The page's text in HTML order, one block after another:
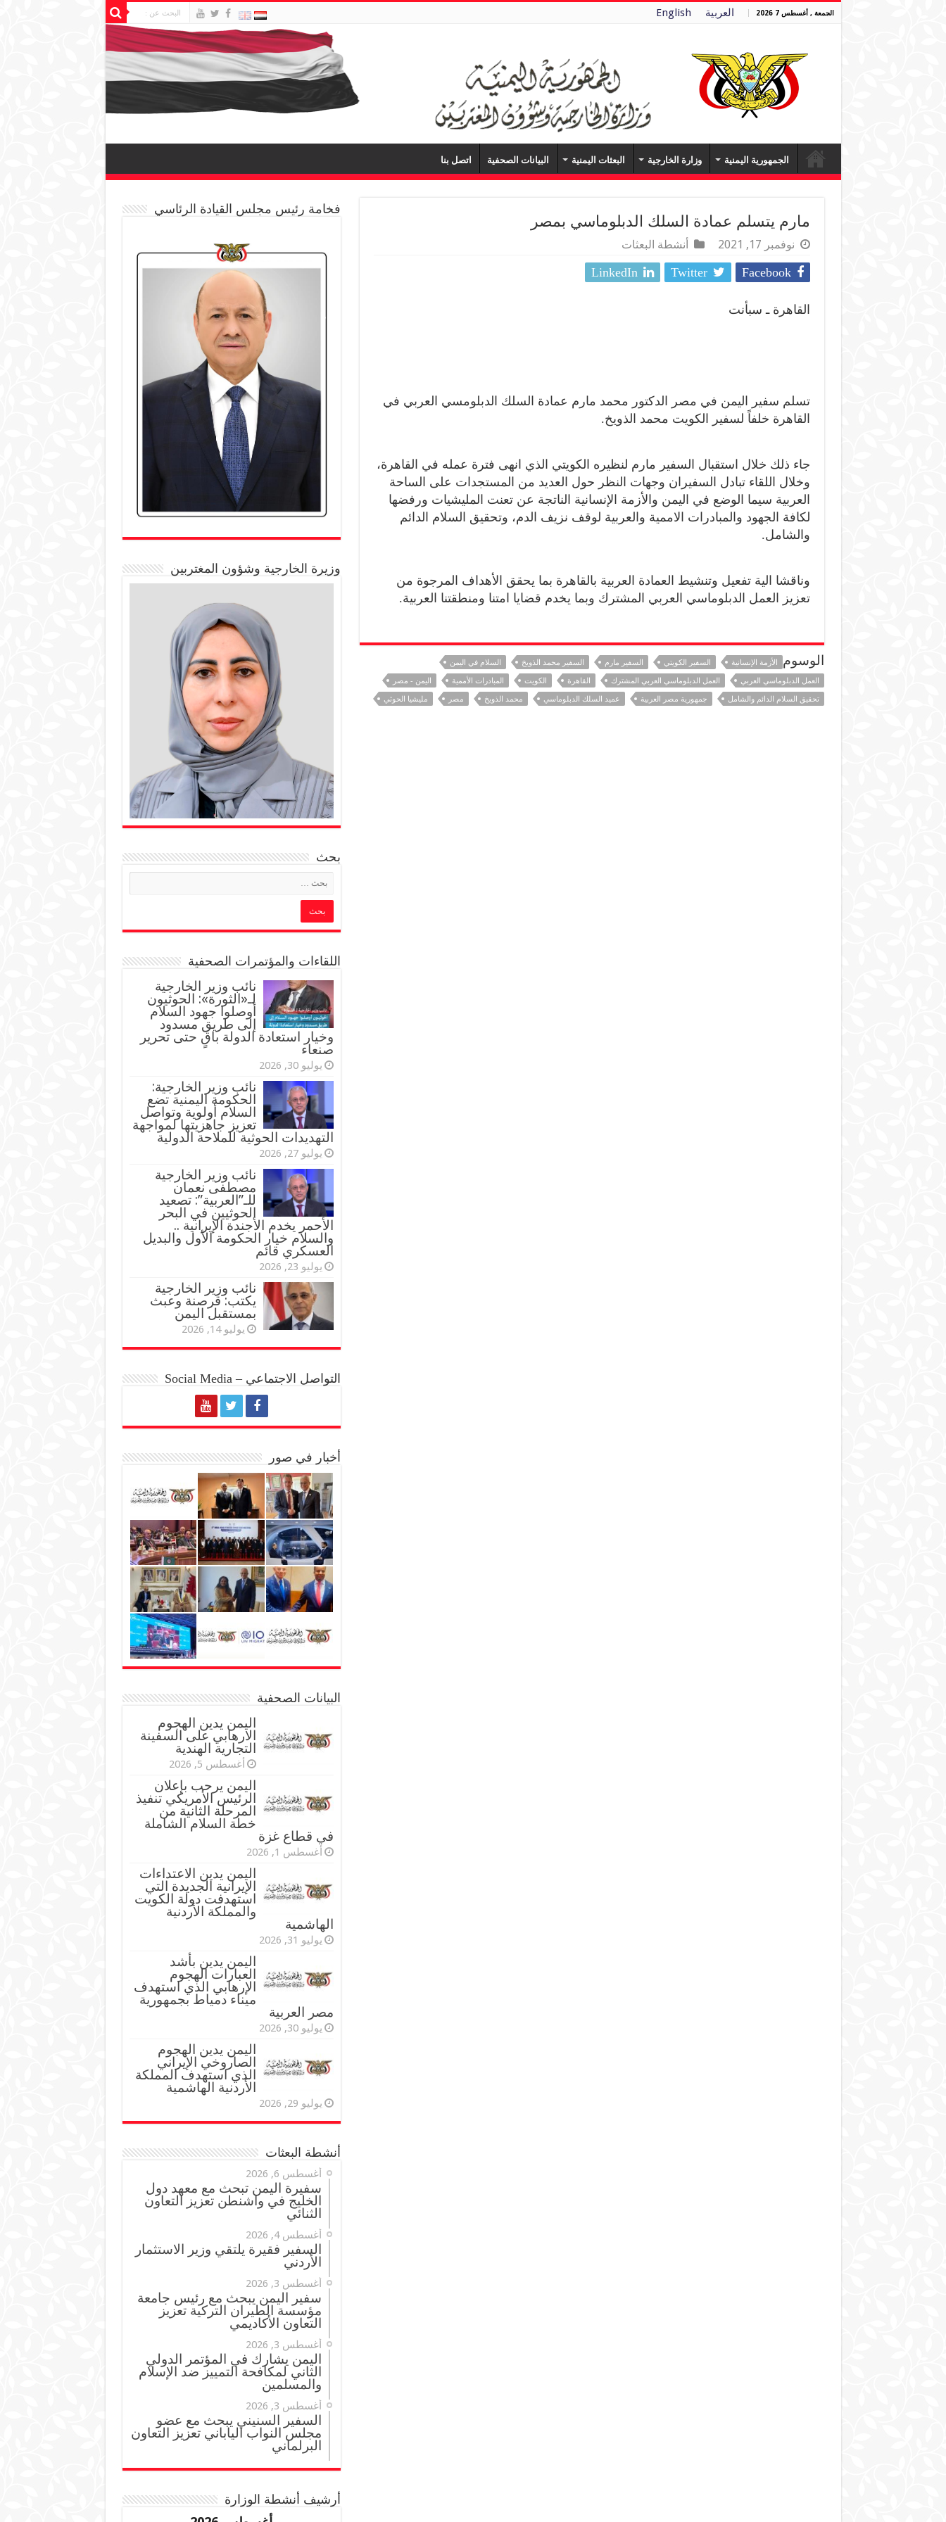
الجمعة , أغسطس 7 2026 العربية English
الجمهورية اليمنية وزارة الخارجية البعثات اليمنية البيانات الصحفية اتصل بنا
مارم يتسلم عمادة السلك الدبلوماسي بمصر
نوفمبر 17, 2021 أنشطة البعثات
Facebook
Twitter
LinkedIn
القاهرة ـ سبأنت
تسلم سفير اليمن في مصر الدكتور محمد مارم عمادة السلك الدبلومسي العربي في
القاهرة خلفاً لسفير الكويت محمد الذويخ.
جاء ذلك خلال استقبال السفير مارم لنظيره الكويتي الذي انهى فترة عمله في القاهرة،
وخلال اللقاء تبادل السفيران وجهات النظر حول العديد من المستجدات على الساحة
العربية سيما الوضع في اليمن والأزمة الإنسانية الناتجة عن تعنت المليشيات ورفضها
لكافة الجهود والمبادرات الاممية والعربية لوقف نزيف الدم، وتحقيق السلام الدائم
والشامل.
وناقشا الية تفعيل وتنشيط العمادة العربية بالقاهرة بما يحقق الأهداف المرجوة من
تعزيز العمل الدبلوماسي العربي المشترك وبما يخدم قضايا امتنا ومنطقتنا العربية.
الوسوم الأزمة الإنسانية السفير الكويتي السفير مارم السفير محمد الذويخ
السلام في اليمن
العمل الدبلوماسي العربي
العمل الدبلوماسي العربي المشترك القاهرة الكويت المبادرات الأممية
اليمن - مصر
تحقيق السلام الدائم والشامل
جمهورية مصر العربية عميد السلك الدبلوماسي محمد الذويخ مصر مليشيا الحوثي
فخامة رئيس مجلس القيادة الرئاسي
وزيرة الخارجية وشؤون المغتربين
بحث
اللقاءات والمؤتمرات الصحفية
‏نائب وزير الخارجية
لـ«الثورة»: الحوثيون
أوصلوا جهود السلام
إلى طريق مسدود
وخيار استعادة الدولة باقٍ حتى تحرير
صنعاء
يوليو 30, 2026
نائب وزير الخارجية:
الحكومة اليمنية تضع
السلام أولوية وتواصل
تعزيز جاهزيتها لمواجهة
التهديدات الحوثية للملاحة الدولية
يوليو 27, 2026
نائب وزير الخارجية
مصطفى نعمان
للـ”العربية”: تصعيد
الحوثيين في البحر
الأحمر يخدم الأجندة الإيرانية ..
والسلام خيار الحكومة الأول والبديل
العسكري قائم
يوليو 23, 2026
نائب وزير الخارجية
يكتب: قرصنة وعبث
بمستقبل اليمن
يوليو 14, 2026
التواصل الاجتماعي – Social Media
أخبار في صور
البيانات الصحفية
اليمن يدين الهجوم
الارهابي على السفينة
التجارية الهندية
أغسطس 5, 2026
اليمن يرحب بإعلان
الرئيس الأمريكي تنفيذ
المرحلة الثانية من
خطة السلام الشاملة
في قطاع غزة
أغسطس 1, 2026
اليمن يدين الاعتداءات
الإيرانية الجديدة التي
استهدفت دولة الكويت
والمملكة الأردنية
الهاشمية
يوليو 31, 2026
اليمن يدين بأشد
العبارات الهجوم
الإرهابي الذي استهدف
ميناء دمياط بجمهورية
مصر العربية
يوليو 30, 2026
اليمن يدين الهجوم
الصاروخي الإيراني
الذي استهدف المملكة
الأردنية الهاشمية
يوليو 29, 2026
أنشطة البعثات
أغسطس 6, 2026
سفيرة اليمن تبحث مع معهد دول
الخليج في واشنطن تعزيز التعاون
الثنائي
أغسطس 4, 2026
السفير فقيرة يلتقي وزير الاستثمار
الأردني
أغسطس 3, 2026
سفير اليمن يبحث مع رئيس جامعة
مؤسسة الطيران التركية تعزيز
التعاون الأكاديمي
أغسطس 3, 2026
اليمن يشارك في المؤتمر الدولي
الثاني لمكافحة التمييز ضد الإسلام
والمسلمين
أغسطس 3, 2026
السفير السنيني يبحث مع عضو
مجلس النواب الياباني تعزيز التعاون
البرلماني
أرشيف أنشطة الوزارة